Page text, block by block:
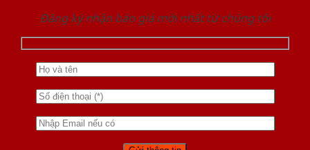
Đăng ký nhận báo giá mới nhất từ chúng tôi